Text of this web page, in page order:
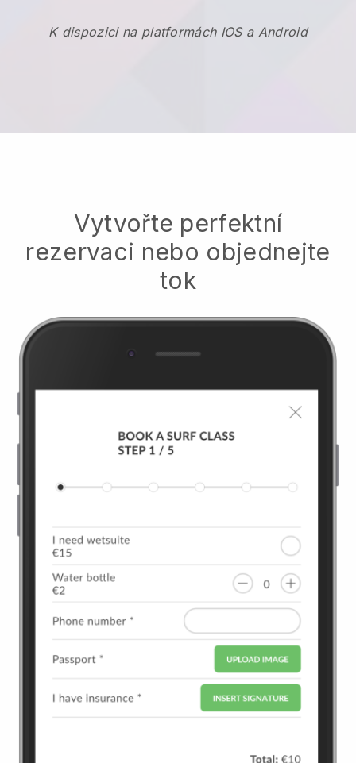
K dispozici na platformách IOS a Android
Vytvořte perfektní
rezervaci nebo objednejte
tok